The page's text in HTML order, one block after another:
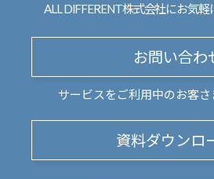
ALL DIFFERENT株式会社にお気軽
お問い合わ
サービスをご利用中のお客さ
資料ダウンロ